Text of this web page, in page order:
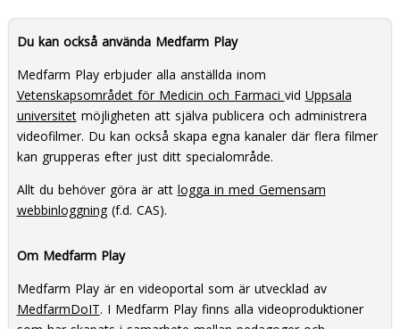
Du kan också använda Medfarm Play
Medfarm Play erbjuder alla anställda inom
Vetenskapsområdet för Medicin och Farmaci vid Uppsala
universitetmöjligheten att själva publicera och administrera
videofilmer. Du kan också skapa egna kanaler där flera filmer
kan grupperas efter just ditt specialområde.
Allt du behöver göra är att logga in med Gemensam
webbinloggning(f.d. CAS).
Om Medfarm Play
Medfarm Play är en videoportal som är utvecklad av
MedfarmDoIT. I Medfarm Play finns alla videoproduktioner